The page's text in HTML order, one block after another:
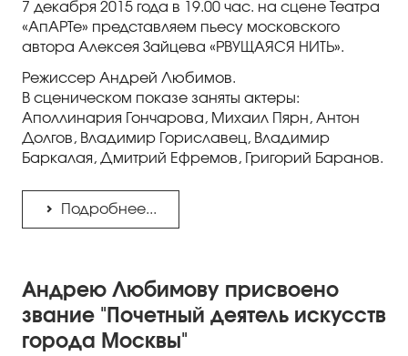
7 декабря 2015 года в 19.00 час. на сцене Театра
«АпАРТе» представляем пьесу московского
автора Алексея Зайцева «РВУЩАЯСЯ НИТЬ».
Режиссер Андрей Любимов.
В сценическом показе заняты актеры:
Аполлинария Гончарова, Михаил Пярн, Антон
Долгов, Владимир Гориславец, Владимир
Баркалая, Дмитрий Ефремов, Григорий Баранов.
Подробнее...
Андрею Любимову присвоено
звание "Почетный деятель искусств
города Москвы"